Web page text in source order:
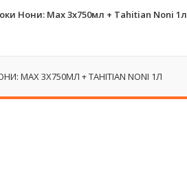
Нони: Max 3x750мл + Tahitian Noni 1л
MAX 3X750МЛ + TAHITIAN NONI 1Л